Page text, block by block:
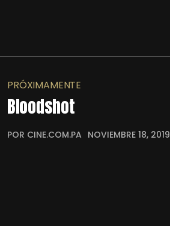
PRÓXIMAMENTE
Bloodshot
POR CINE.COM.PA NOVIEMBRE 18, 2019